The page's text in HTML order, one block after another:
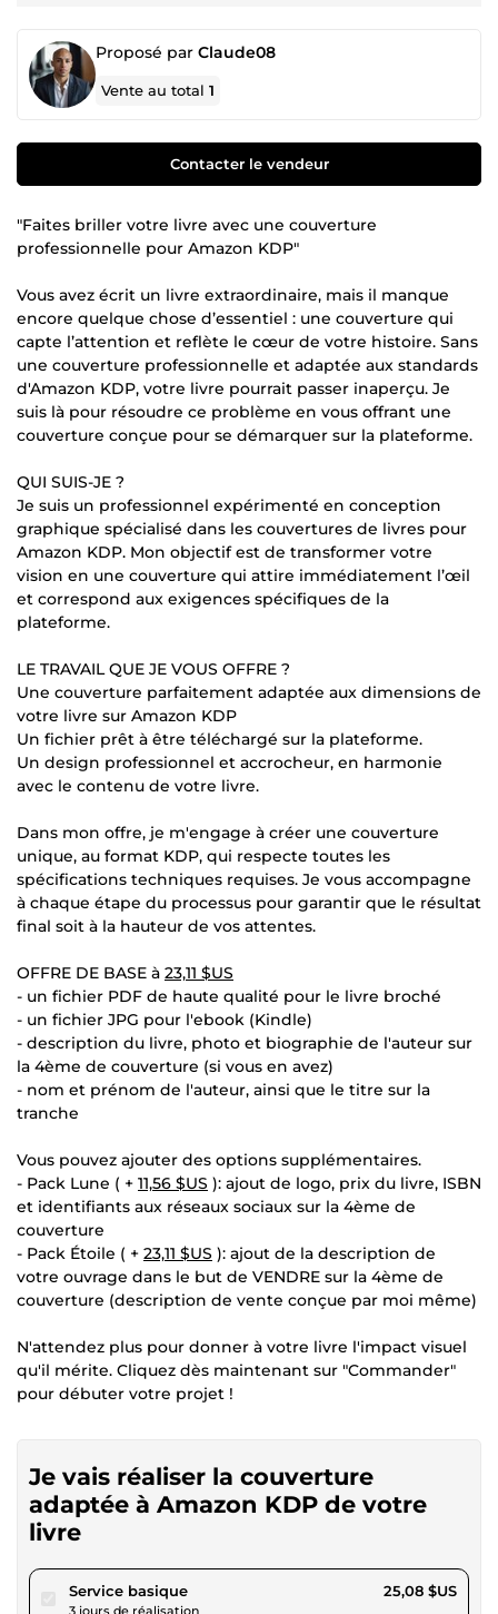
Proposé par Claude08
Vente au total1
Contacter le vendeur
"Faites briller votre livre avec une couverture
professionnelle pour Amazon KDP"
Vous avez écrit un livre extraordinaire, mais il manque
encore quelque chose d’essentiel : une couverture qui
capte l’attention et reflète le cœur de votre histoire. Sans
une couverture professionnelle et adaptée aux standards
d'Amazon KDP, votre livre pourrait passer inaperçu. Je
suis là pour résoudre ce problème en vous offrant une
couverture conçue pour se démarquer sur la plateforme.
QUI SUIS-JE ?
Je suis un professionnel expérimenté en conception
graphique spécialisé dans les couvertures de livres pour
Amazon KDP. Mon objectif est de transformer votre
vision en une couverture qui attire immédiatement l’œil
et correspond aux exigences spécifiques de la
plateforme.
LE TRAVAIL QUE JE VOUS OFFRE ?
Une couverture parfaitement adaptée aux dimensions de
votre livre sur Amazon KDP
Un fichier prêt à être téléchargé sur la plateforme.
Un design professionnel et accrocheur, en harmonie
avec le contenu de votre livre.
Dans mon offre, je m'engage à créer une couverture
unique, au format KDP, qui respecte toutes les
spécifications techniques requises. Je vous accompagne
à chaque étape du processus pour garantir que le résultat
final soit à la hauteur de vos attentes.
OFFRE DE BASE à 23,11 $US
- un fichier PDF de haute qualité pour le livre broché
- un fichier JPG pour l'ebook (Kindle)
- description du livre, photo et biographie de l'auteur sur
la 4ème de couverture (si vous en avez)
- nom et prénom de l'auteur, ainsi que le titre sur la
tranche
Vous pouvez ajouter des options supplémentaires.
- Pack Lune ( + 11,56 $US ): ajout de logo, prix du livre, ISBN
et identifiants aux réseaux sociaux sur la 4ème de
couverture
- Pack Étoile ( + 23,11 $US ): ajout de la description de
votre ouvrage dans le but de VENDRE sur la 4ème de
couverture (description de vente conçue par moi même)
N'attendez plus pour donner à votre livre l'impact visuel
qu'il mérite. Cliquez dès maintenant sur "Commander"
pour débuter votre projet !
Je vais réaliser la couverture
adaptée à Amazon KDP de votre
livre
Service basiquepour 23,11 $US
3 jours de réalisation
25,08 $US